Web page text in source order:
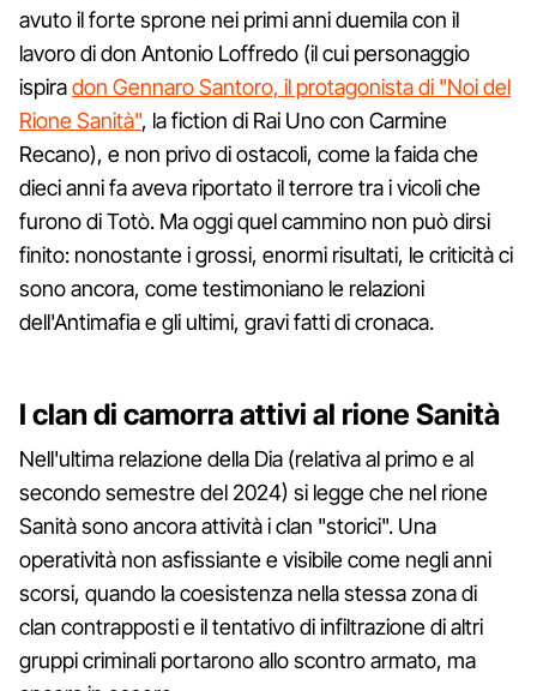
avuto il forte sprone nei primi anni duemila con il
lavoro di don Antonio Loffredo (il cui personaggio
ispiradon Gennaro Santoro, il protagonista di "Noi del
Rione Sanità", la fiction di Rai Uno con Carmine
Recano), e non privo di ostacoli, come la faida che
dieci anni fa aveva riportato il terrore tra i vicoli che
furono di Totò. Ma oggi quel cammino non può dirsi
finito: nonostante i grossi, enormi risultati, le criticità ci
sono ancora, come testimoniano le relazioni
dell'Antimafia e gli ultimi, gravi fatti di cronaca.
I clan di camorra attivi al rione Sanità
Nell'ultima relazione della Dia (relativa al primo e al
secondo semestre del 2024) si legge che nel rione
Sanità sono ancora attività i clan "storici". Una
operatività non asfissiante e visibile come negli anni
scorsi, quando la coesistenza nella stessa zona di
clan contrapposti e il tentativo di infiltrazione di altri
gruppi criminali portarono allo scontro armato, ma